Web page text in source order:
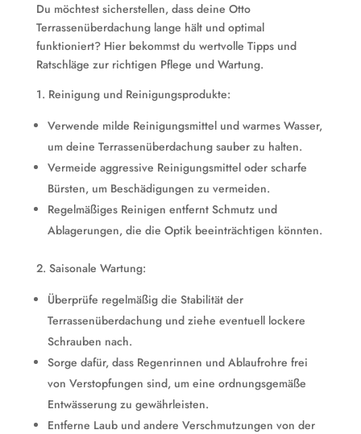
Du möchtest sicherstellen, dass deine Otto
Terrassenüberdachung lange hält und optimal
funktioniert? Hier bekommst du wertvolle Tipps und
Ratschläge zur richtigen Pflege und Wartung.
1. Reinigung und Reinigungsprodukte:
Verwende milde Reinigungsmittel und warmes Wasser,
um deine Terrassenüberdachung sauber zu halten.
Vermeide aggressive Reinigungsmittel oder scharfe
Bürsten, um Beschädigungen zu vermeiden.
Regelmäßiges Reinigen entfernt Schmutz und
Ablagerungen, die die Optik beeinträchtigen könnten.
2. Saisonale Wartung:
Überprüfe regelmäßig die Stabilität der
Terrassenüberdachung und ziehe eventuell lockere
Schrauben nach.
Sorge dafür, dass Regenrinnen und Ablaufrohre frei
von Verstopfungen sind, um eine ordnungsgemäße
Entwässerung zu gewährleisten.
Entferne Laub und andere Verschmutzungen von der